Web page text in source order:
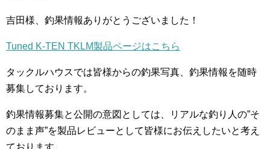
吉田様、釣果情報ありがとうございました！
Tuned K-TEN TKLM製品ページはこちら
タックルハウスでは皆様からの釣果写真、釣果情報を随時
募集しております。
釣果情報募集と公開の意図としては、リアルな釣り人の”そ
のまま声”を製品レビューとして皆様にお伝えしたいと考え
ております。